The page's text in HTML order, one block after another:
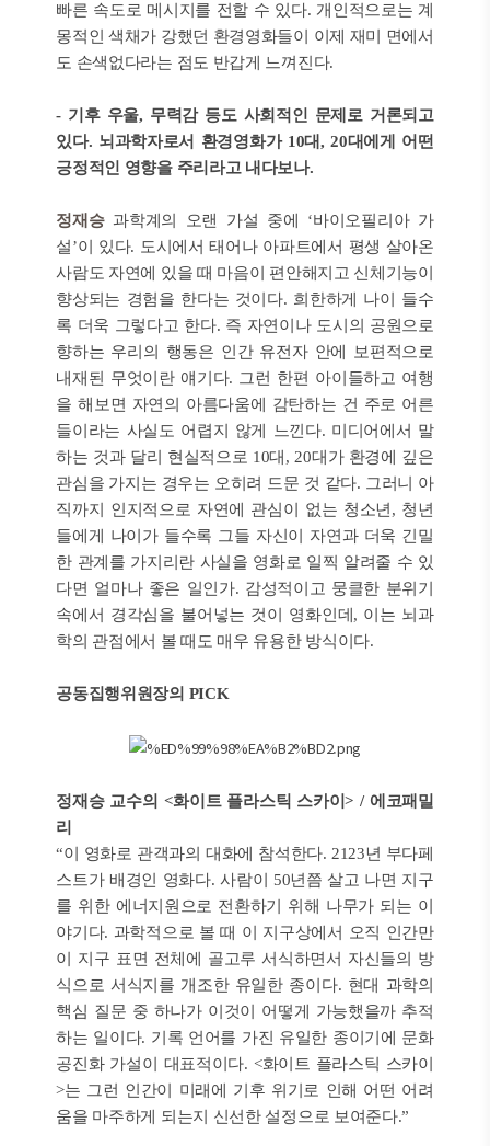
빠른 속도로 메시지를 전할 수 있다. 개인적으로는 계
몽적인 색채가 강했던 환경영화들이 이제 재미 면에서
도 손색없다라는 점도 반갑게 느껴진다.
- 기후 우울, 무력감 등도 사회적인 문제로 거론되고
있다. 뇌과학자로서 환경영화가 10대, 20대에게 어떤
긍정적인 영향을 주리라고 내다보나.
정재승과학계의 오랜 가설 중에 ‘바이오필리아 가
설’이 있다. 도시에서 태어나 아파트에서 평생 살아온
사람도 자연에 있을 때 마음이 편안해지고 신체기능이
향상되는 경험을 한다는 것이다. 희한하게 나이 들수
록 더욱 그렇다고 한다. 즉 자연이나 도시의 공원으로
향하는 우리의 행동은 인간 유전자 안에 보편적으로
내재된 무엇이란 얘기다. 그런 한편 아이들하고 여행
을 해보면 자연의 아름다움에 감탄하는 건 주로 어른
들이라는 사실도 어렵지 않게 느낀다. 미디어에서 말
하는 것과 달리 현실적으로 10대, 20대가 환경에 깊은
관심을 가지는 경우는 오히려 드문 것 같다. 그러니 아
직까지 인지적으로 자연에 관심이 없는 청소년, 청년
들에게 나이가 들수록 그들 자신이 자연과 더욱 긴밀
한 관계를 가지리란 사실을 영화로 일찍 알려줄 수 있
다면 얼마나 좋은 일인가. 감성적이고 뭉클한 분위기
속에서 경각심을 불어넣는 것이 영화인데, 이는 뇌과
학의 관점에서 볼 때도 매우 유용한 방식이다.
공동집행위원장의 PICK
정재승 교수의 <화이트 플라스틱 스카이> / 에코패밀
리
“이 영화로 관객과의 대화에 참석한다. 2123년 부다페
스트가 배경인 영화다. 사람이 50년쯤 살고 나면 지구
를 위한 에너지원으로 전환하기 위해 나무가 되는 이
야기다. 과학적으로 볼 때 이 지구상에서 오직 인간만
이 지구 표면 전체에 골고루 서식하면서 자신들의 방
식으로 서식지를 개조한 유일한 종이다. 현대 과학의
핵심 질문 중 하나가 이것이 어떻게 가능했을까 추적
하는 일이다. 기록 언어를 가진 유일한 종이기에 문화
공진화 가설이 대표적이다. <화이트 플라스틱 스카이
>는 그런 인간이 미래에 기후 위기로 인해 어떤 어려
움을 마주하게 되는지 신선한 설정으로 보여준다.”